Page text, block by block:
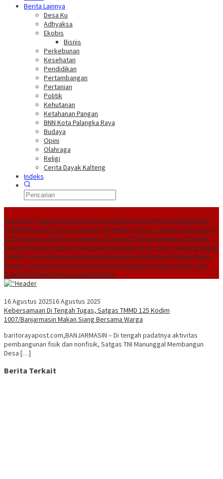
Berita Lainnya
Desa Ku
Adhyaksa
Ekobis
Bisnis
Perkebunan
Kesehatan
Pendidikan
Pertambangan
Pertanian
Politik
Kehutanan
Ketahanan Pangan
BNN Kota Palangka Raya
Budaya
Opini
Olahraga
Religi
Cerita Dayak Kalteng
Indeks
Bupati HST Sampaikan Rancangan Perubahan KUA-PPAS APBD 2026 ke
DPRD Bupati HST lepas kontingen Pramuka menuju Jambore Nasional XII
2026 Gubernur Kalteng Gandeng GP Ansor Perkuat Ketahanan Daerah,
Ekonomi Kader hingga Penanganan Karhutla PW GP Ansor Kalteng Resmi
Dilantik, Fokus Bangun Kemandirian Ekonomi Kader dan Perkuat Peran
Banser Tangani Karhutla Kapolda Kalteng Dukung Pemuda Ansor Jadi
Garda Terdepan Pencegahan Karhutla
16 Agustus 202516 Agustus 2025
Kebersamaan Di Tengah Tugas, Satgas TMMD 125 Kodim
1007/Banjarmasin Makan Siang Bersama Warga
baritorayapost.com,BANJARMASIN – Di tengah padatnya aktivitas
pembangunan fisik dan nonfisik, Satgas TNI Manunggal Membangun
Desa […]
Berita Terkait